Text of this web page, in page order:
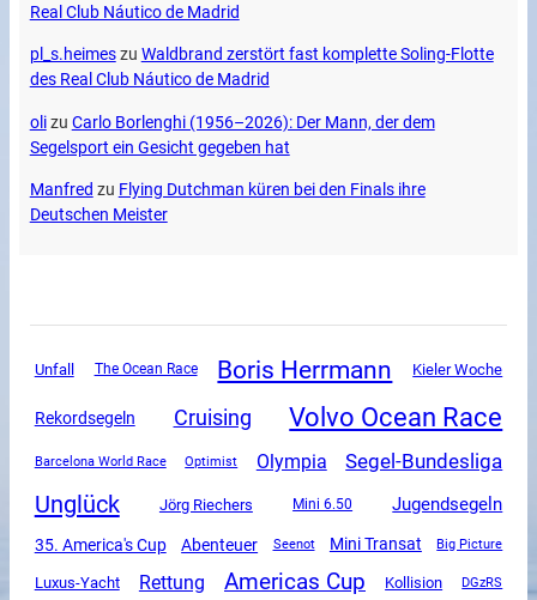
Real Club Náutico de Madrid
pl_s.heimeszu Waldbrand zerstört fast komplette Soling-Flotte
des Real Club Náutico de Madrid
olizu Carlo Borlenghi (1956–2026): Der Mann, der dem
Segelsport ein Gesicht gegeben hat
Manfred zu Flying Dutchman küren bei den Finals ihre
Deutschen Meister
Unfall The Ocean Race Boris Herrmann Kieler Woche
Rekordsegeln Cruising Volvo Ocean Race
Barcelona World Race Optimist Olympia Segel-Bundesliga
Unglück Jörg Riechers Mini 6.50 Jugendsegeln
35. America's Cup Abenteuer Seenot Mini Transat Big Picture
Luxus-Yacht Rettung Americas Cup Kollision DGzRS